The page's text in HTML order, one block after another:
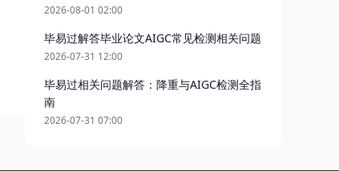
2026-08-01 02:00
毕易过解答毕业论文AIGC常见检测相关问题
2026-07-31 12:00
毕易过相关问题解答：降重与AIGC检测全指
南
2026-07-31 07:00